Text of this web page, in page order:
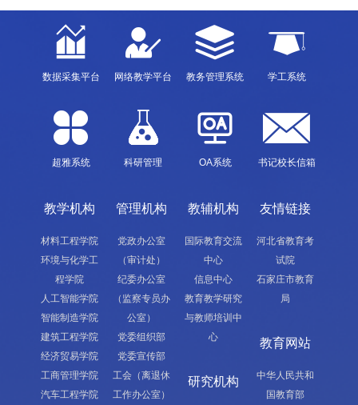
数据采集平台 网络教学平台 教务管理系统 学工系统
超雅系统 科研管理 OA系统 书记校长信箱
教学机构
材料工程学院
环境与化学工
程学院
人工智能学院
智能制造学院
建筑工程学院
经济贸易学院
工商管理学院
汽车工程学院
管理机构
党政办公室
（审计处）
纪委办公室
（监察专员办
公室）
党委组织部
党委宣传部
工会（离退休
工作办公室）
教辅机构
国际教育交流
中心
信息中心
教育教学研究
与教师培训中
心
研究机构
友情链接
河北省教育考
试院
石家庄市教育
局
教育网站
中华人民共和
国教育部